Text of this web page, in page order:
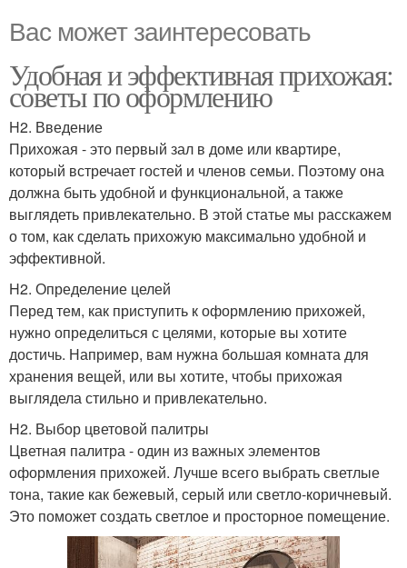
Вас может заинтересовать
Удобная и эффективная прихожая:
советы по оформлению
H2. Введение
Прихожая - это первый зал в доме или квартире,
который встречает гостей и членов семьи. Поэтому она
должна быть удобной и функциональной, а также
выглядеть привлекательно. В этой статье мы расскажем
о том, как сделать прихожую максимально удобной и
эффективной.
H2. Определение целей
Перед тем, как приступить к оформлению прихожей,
нужно определиться с целями, которые вы хотите
достичь. Например, вам нужна большая комната для
хранения вещей, или вы хотите, чтобы прихожая
выглядела стильно и привлекательно.
H2. Выбор цветовой палитры
Цветная палитра - один из важных элементов
оформления прихожей. Лучше всего выбрать светлые
тона, такие как бежевый, серый или светло-коричневый.
Это поможет создать светлое и просторное помещение.